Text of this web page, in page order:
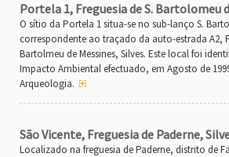
Portela 1, Freguesia de S. Bartolomeu
O sítio da Portela 1 situa-se no sub-lanço S.
correspondente ao traçado da auto-estrada A2,
Bartolmeu de Messines, Silves. Este local foi
Impacto Ambiental efectuado, em Agosto de
Arqueologia.
São Vicente, Freguesia de Paderne,
Localizado na freguesia de Paderne, distrito de